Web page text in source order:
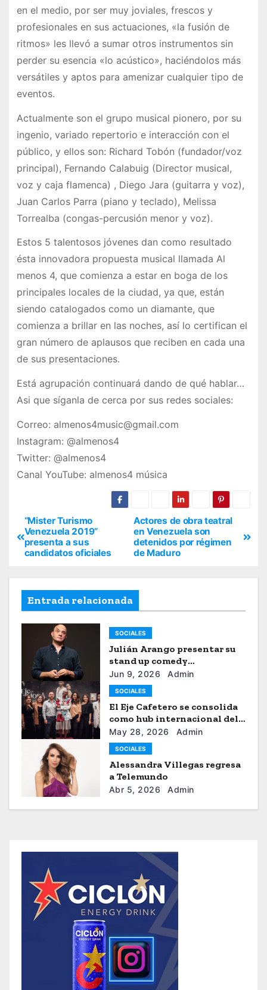
en el medio, por ser muy joviales, frescos y
profesionales en sus actuaciones, «la fusión de
ritmos» les llevó a sumar otros instrumentos sin
perder su esencia «lo acústico», haciéndolos más
versátiles y aptos para amenizar cualquier tipo de
eventos.
Actualmente son el grupo musical pionero, por su
ingenio, variado repertorio e interacción con el
público, y ellos son: Richard Tobón (fundador/voz
principal), Fernando Calabuig (Director musical,
voz y caja flamenca) , Diego Jara (guitarra y voz),
Juan Carlos Parra (piano y teclado), Melissa
Torrealba (congas-percusión menor y voz).
Estos 5 talentosos jóvenes dan como resultado
ésta innovadora propuesta musical llamada Al
menos 4, que comienza a estar en boga de los
principales locales de la ciudad, ya que, están
siendo catalogados como un diamante, que
comienza a brillar en las noches, así lo certifican el
gran número de aplausos que reciben en cada una
de sus presentaciones.
Está agrupación continuará dando de qué hablar…
Asi que síganla de cerca por sus redes sociales:
Correo: almenos4music@gmail.com
Instagram: @almenos4
Twitter: @almenos4
Canal YouTube: almenos4 música
Actores de obra teatral
en Venezuela son
detenidos por régimen
de Maduro
“Mister Turismo
Venezuela 2019”
presenta a sus
candidatos oficiales
Entrada relacionada
SOCIALES
Julián Arango presentar su
stand up comedy
“Julianchou”
Jun 9, 2026 Admin
SOCIALES
El Eje Cafetero se consolida
como hub internacional del
sistema moda
May 28, 2026 Admin
SOCIALES
Alessandra Villegas regresa
a Telemundo
Abr 5, 2026 Admin